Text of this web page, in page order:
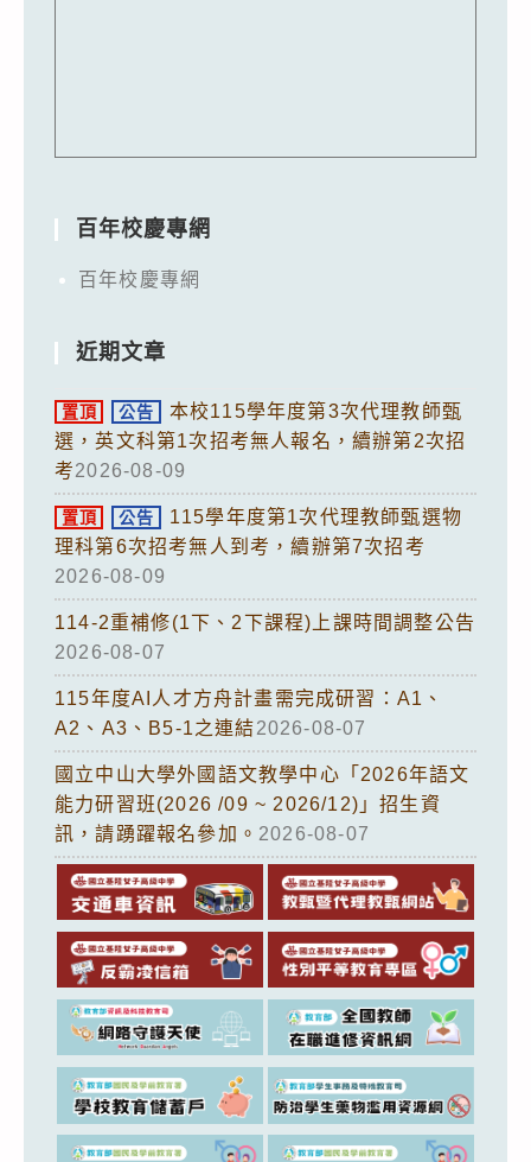
百年校慶專網
百年校慶專網
近期文章
置頂 公告
本校115學年度第3次代理教師甄
選，英文科第1次招考無人報名，續辦第2次招
考2026-08-09
置頂 公告
115學年度第1次代理教師甄選物
理科第6次招考無人到考，續辦第7次招考
2026-08-09
114-2重補修(1下、2下課程)上課時間調整公告
2026-08-07
115年度AI人才方舟計畫需完成研習：A1、
A2、A3、B5-1之連結2026-08-07
國立中山大學外國語文教學中心「2026年語文
能力研習班(2026 /09 ~ 2026/12)」招生資
訊，請踴躍報名參加。 2026-08-07